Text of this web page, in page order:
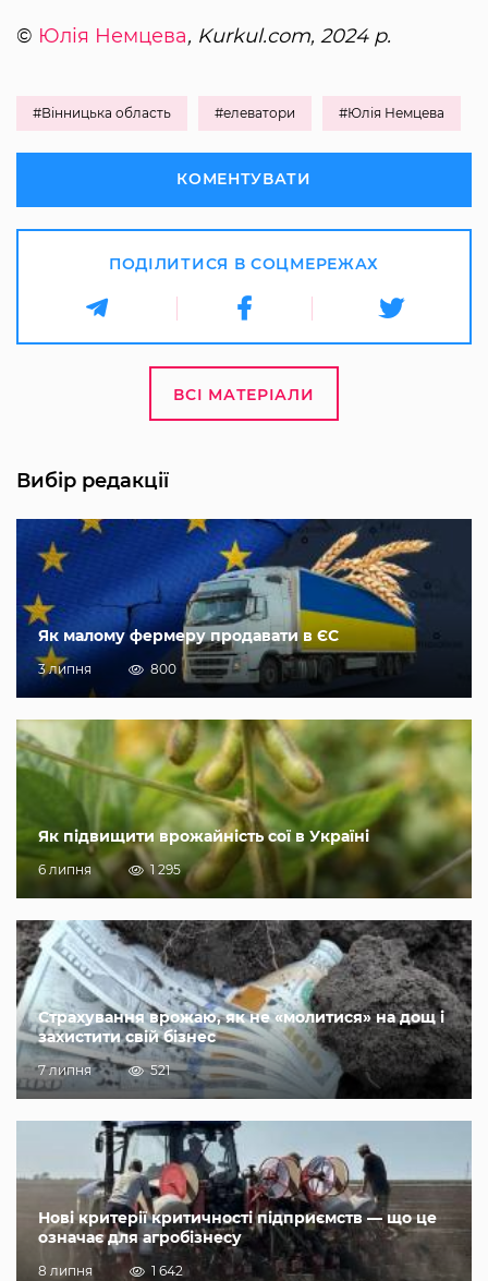
© Юлія Немцева, Kurkul.com, 2024 р.
#Вінницька область #елеватори #Юлія Немцева
КОМЕНТУВАТИ
ПОДІЛИТИСЯ В СОЦМЕРЕЖАХ
ВСІ МАТЕРІАЛИ
Вибір редакції
Як малому фермеру продавати в ЄС
3 липня 800
Як підвищити врожайність сої в Україні
6 липня 1 295
Страхування врожаю, як не «молитися» на дощ і
захистити свій бізнес
7 липня 521
Нові критерії критичності підприємств — що це
означає для агробізнесу
8 липня 1 642